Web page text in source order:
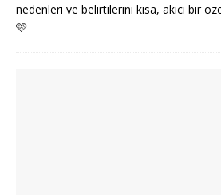
nedenleri ve belirtilerini kısa, akıcı bir
🩷